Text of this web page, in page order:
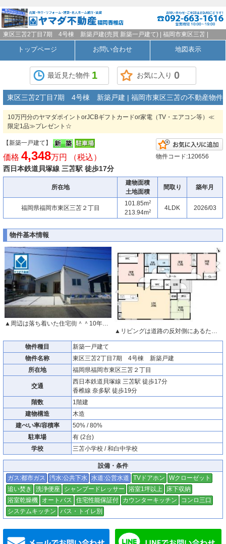
東区三苫2丁目7期 4号棟 新築戸建(売買 新築一戸建て) | 福岡市東区三苫 |
トップページ お問い合わせ 地図表示
最近見た物件 1 お気に入り 0
東区三苫2丁目7期 4号棟 新築戸建 | 福岡市東区三苫の不動産物件
10万円分のヤマダポイントorJCBギフトカードor家電（TV・エアコン等）≪
限定1品≫プレゼント☆
【新築一戸建て】
価格 4,348万円 （税込）
西日本鉄道貝塚線 三苫駅 徒歩17分
物件コード:120656
所在地
建物面積
土地面積
間取り 築年月
福岡県福岡市東区三苫２丁目
101.85m2
213.94m2 4LDK 2026/03
物件基本情報
▲周辺は落ち着いた住宅街＾＾10年間の瑕疵保証が付いた安心の新築戸建。最新の設備で気持ちの良い新生活を送りませんか。毎日のお料理やバスタイムが楽しみになりますね。
物件種目
新築一戸建て
物件名称
東区三苫2丁目7期 4号棟 新築戸建
所在地
福岡県福岡市東区三苫２丁目
交通
西日本鉄道貝塚線 三苫駅 徒歩17分
香椎線 奈多駅 徒歩19分
階数
1階建
建物構造
木造
建ぺい率/容積率
50% / 80%
駐車場
有 (2台)
学校
三苫小学校 / 和白中学校
設備・条件
ガス:都市ガス
汚水:公共下水 水道:公営水道 TVドアホン
Wクローゼット
追い焚き
洗浄便座 シャンプードレッサー 浴室1坪以上
床下収納
浴室乾燥機
オートバス 住宅性能保証付 カウンターキッチン
コンロ三口
システムキッチン
バス・トイレ別
メールでお問い合わせ